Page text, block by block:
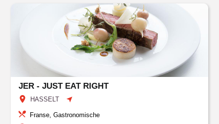
JER - JUST EAT RIGHT
HASSELT
Franse, Gastronomische